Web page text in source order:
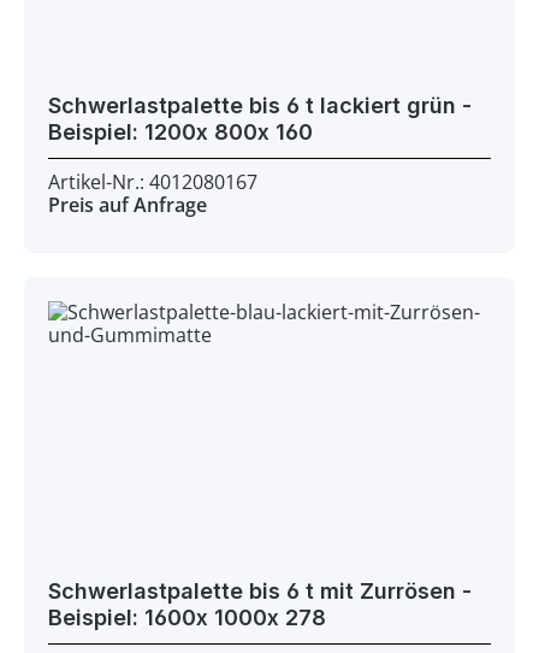
Schwerlastpalette bis 6 t lackiert grün -
Beispiel: 1200x 800x 160
Artikel-Nr.: 4012080167
Preis auf Anfrage
Schwerlastpalette bis 6 t mit Zurrösen -
Beispiel: 1600x 1000x 278